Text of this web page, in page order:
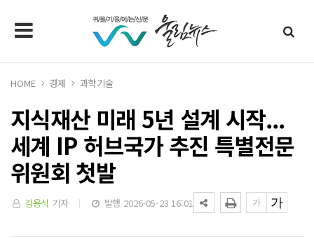
HOME 경제 과학기술
지식재산 미래 5년 설계 시작...
세계 IP 허브국가 추진 특별전문
위원회 첫발
김용식 기자 발행 2026-05-23 16:01